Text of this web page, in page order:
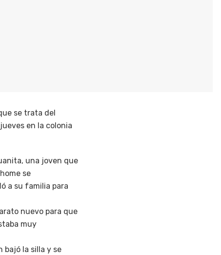
se trata del
en la colonia
una joven que
se
a su familia para
nuevo para que
muy
bajó la silla y se